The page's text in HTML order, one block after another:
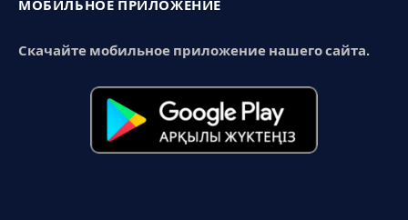
МОБИЛЬНОЕ ПРИЛОЖЕНИЕ
Скачайте мобильное приложение нашего сайта.